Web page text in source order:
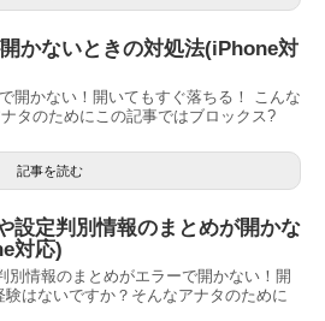
かないときの対処法(iPhone対
開かない！開いてもすぐ落ちる！ こんな
タのためにこの記事ではブロックス?
記事を読む
設定判別情報のまとめが開かな
対応)
別情報のまとめがエラーで開かない！開
はないですか？そんなアナタのために